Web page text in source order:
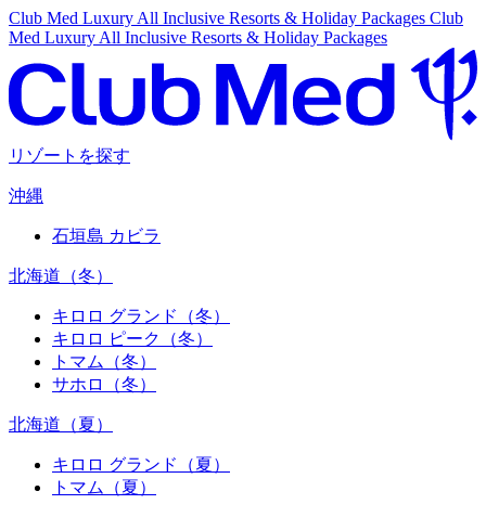
Club Med Luxury All Inclusive Resorts & Holiday Packages Club
Med Luxury All Inclusive Resorts & Holiday Packages
リゾートを探す
沖縄
石垣島 カビラ
北海道（冬）
キロロ グランド（冬）
キロロ ピーク（冬）
トマム（冬）
サホロ（冬）
北海道（夏）
キロロ グランド（夏）
トマム（夏）